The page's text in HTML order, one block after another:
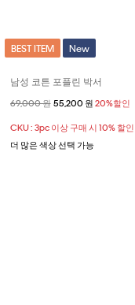
BEST ITEM New
남성 코튼 포플린 박서
할인 전 가격
69,000 원할인된 가격
55,200 원 20%할인
CKU : 3pc 이상 구매 시 10% 할인
더 많은 색상 선택 가능